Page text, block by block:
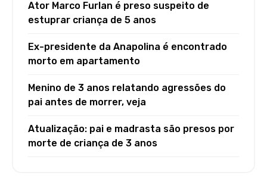
Ator Marco Furlan é preso suspeito de
estuprar criança de 5 anos
Ex-presidente da Anapolina é encontrado
morto em apartamento
Menino de 3 anos relatando agressões do
pai antes de morrer, veja
Atualização: pai e madrasta são presos por
morte de criança de 3 anos